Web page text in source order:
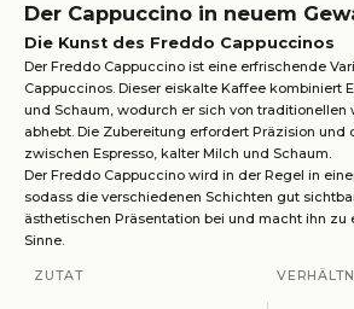
Der Cappuccino in neuem
Die Kunst des Freddo Cappuccinos
Der Freddo Cappuccino ist eine erfrischende
Cappuccinos. Dieser eiskalte Kaffee kombiniert
und Schaum, wodurch er sich von traditionellen
abhebt. Die Zubereitung erfordert Präzision und
zwischen Espresso, kalter Milch und Schaum.
Der Freddo Cappuccino wird in der Regel in
sodass die verschiedenen Schichten gut
ästhetischen Präsentation bei und macht ihn zu
Sinne.
ZUTAT